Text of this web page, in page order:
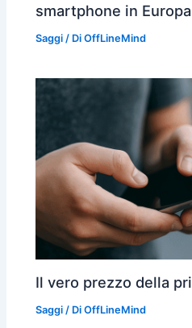
smartphone in Europa
Saggi / DiOffLineMind
Il vero prezzo della
Saggi / DiOffLineMind